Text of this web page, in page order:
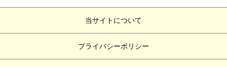
当サイトについて
プライバシーポリシー